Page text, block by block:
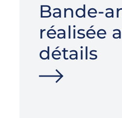
Bande-
réalisée
détails